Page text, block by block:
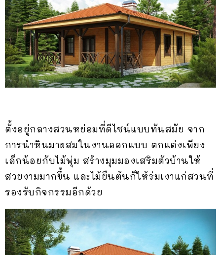
ตั้งอยู่กลางสวนหย่อมที่ดีไซน์แบบทันสมัย จาก
การนำหินมาผสมในงานออกแบบ ตกแต่งเพียง
เล็กน้อยกับไม้พุ่ม สร้างมุมมองเสริมตัวบ้านให้
สวยงามมากขึ้น และไม้ยืนต้นก็ให้ร่มเงาแก่สวนที่
รองรับกิจกรรมอีกด้วย